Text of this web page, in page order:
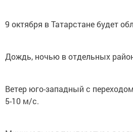
9 октября в Татарстане будет
Дождь, ночью в отдельных
Ветер юго-западный с
5-10 м/с.